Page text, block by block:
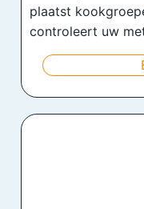
plaatst
controleert uw